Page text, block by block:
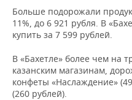
Больше подорожали
11%, до 6 921 рубля. В
купить за 7 599 рублей.
В «Бахетле» более чем на
казанским магазинам,
конфеты «Наслаждение»
(260 рублей).